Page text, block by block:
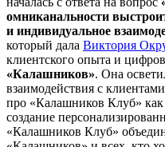
омниканальности
и индивидуальное
который дала Виктория
клиентского опыта и
«Калашников». Она
взаимодействия с
про «Калашников Клуб»
создание
«Калашников Клуб»